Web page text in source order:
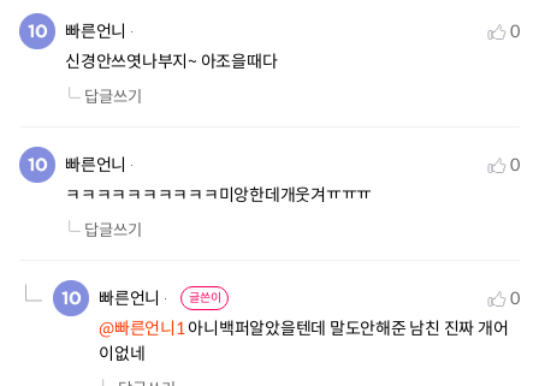
빠른언니
0
신경안쓰엿나부지~ 아조을때다
답글쓰기
빠른언니
0
ㅋㅋㅋㅋㅋㅋㅋㅋㅋㅋ미앙한데개웃겨ㅠㅠㅠ
답글쓰기
빠른언니 글쓴이
0
@빠른언니1 아니백퍼알았을텐데 말도안해준 남친 진짜 개어
이없네